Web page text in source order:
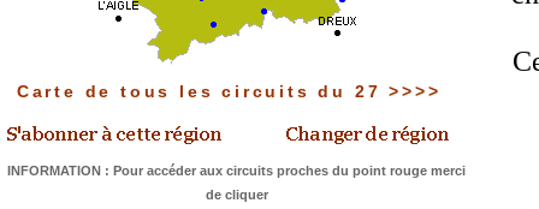
Carte de tous les circuits du 27 >>>>
INFORMATION : Pour accéder aux circuits proches du point rouge merci
de cliquer